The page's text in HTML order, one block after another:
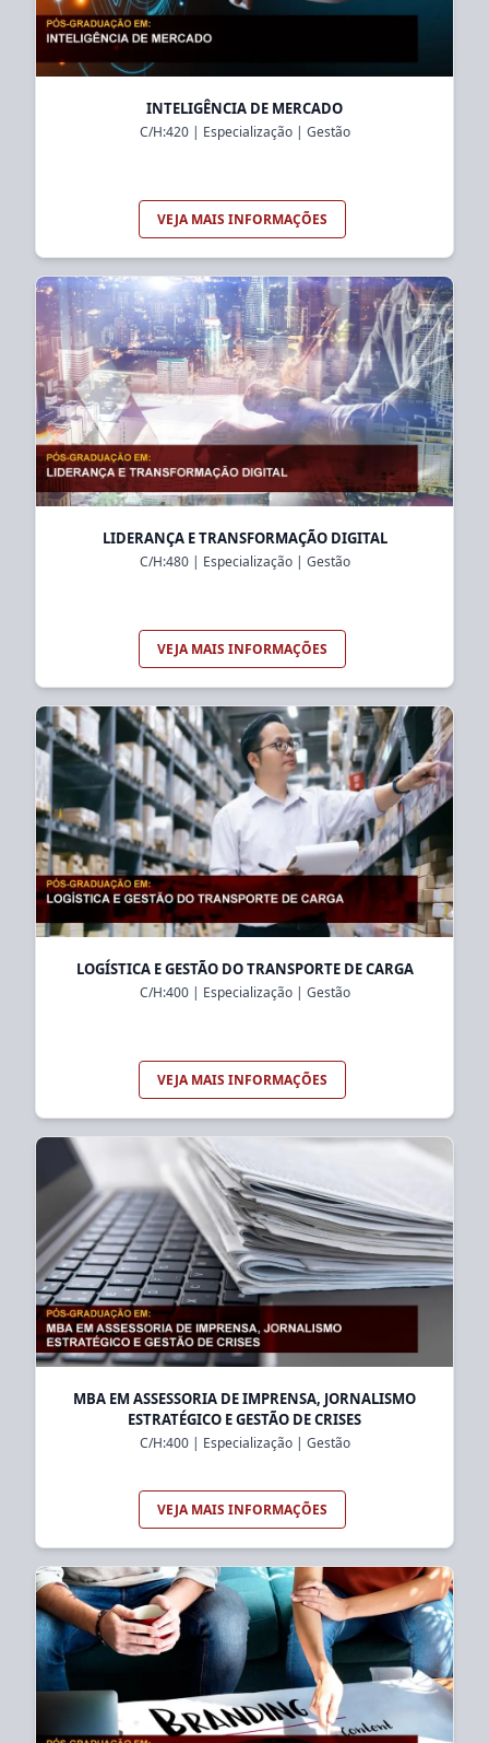
INTELIGÊNCIA DE MERCADO
C/H:420| Especialização| Gestão
VEJA MAIS INFORMAÇÕES
LIDERANÇA E TRANSFORMAÇÃO DIGITAL
C/H:480| Especialização| Gestão
VEJA MAIS INFORMAÇÕES
LOGÍSTICA E GESTÃO DO TRANSPORTE DE CARGA
C/H:400| Especialização| Gestão
VEJA MAIS INFORMAÇÕES
MBA EM ASSESSORIA DE IMPRENSA, JORNALISMO
ESTRATÉGICO E GESTÃO DE CRISES
C/H:400| Especialização| Gestão
VEJA MAIS INFORMAÇÕES